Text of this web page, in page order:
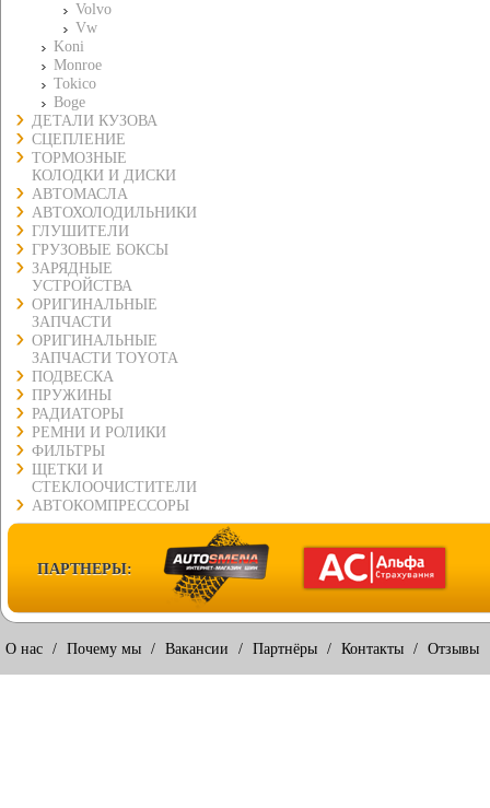
Volvo
Vw
Koni
Monroe
Tokico
Boge
ДЕТАЛИ КУЗОВА
СЦЕПЛЕНИЕ
ТОРМОЗНЫЕ
КОЛОДКИ И ДИСКИ
АВТОМАСЛА
АВТОХОЛОДИЛЬНИКИ
ГЛУШИТЕЛИ
ГРУЗОВЫЕ БОКСЫ
ЗАРЯДНЫЕ
УСТРОЙСТВА
ОРИГИНАЛЬНЫЕ
ЗАПЧАСТИ
ОРИГИНАЛЬНЫЕ
ЗАПЧАСТИ TOYOTA
ПОДВЕСКА
ПРУЖИНЫ
РАДИАТОРЫ
РЕМНИ И РОЛИКИ
ФИЛЬТРЫ
ЩЕТКИ И
СТЕКЛООЧИСТИТЕЛИ
АВТОКОМПРЕССОРЫ
ПАРТНЕРЫ:
О нас / Почему мы / Вакансии / Партнёры / Контакты / Отзывы